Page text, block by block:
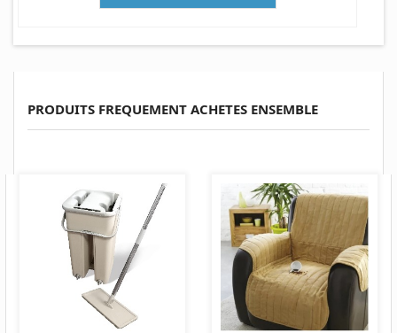
PRODUITS FREQUEMENT ACHETES ENSEMBLE